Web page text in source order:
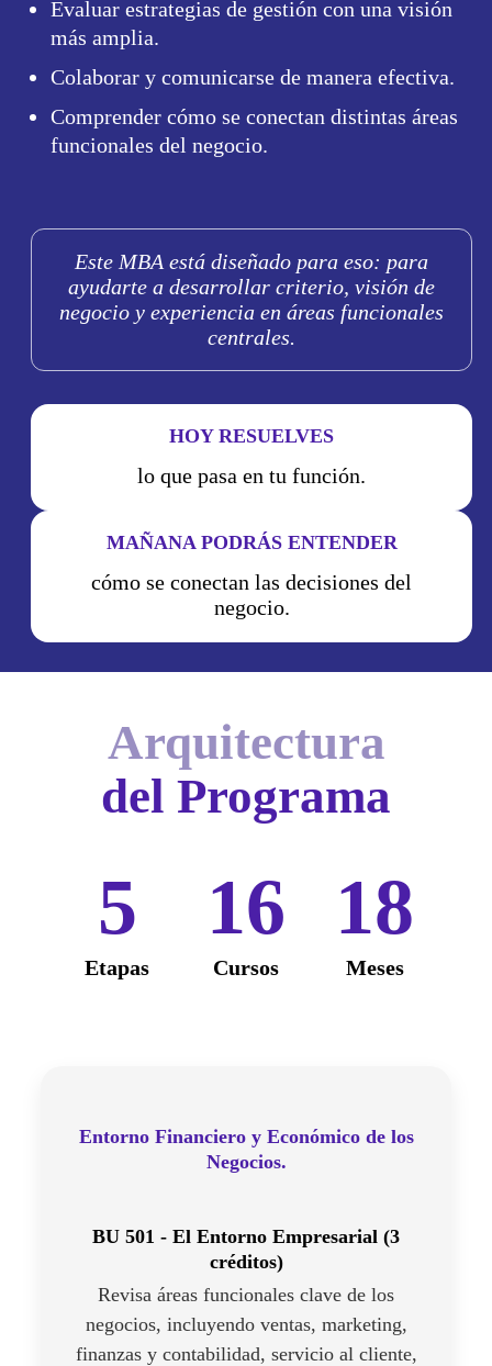
Evaluar estrategias de gestión con una visión
más amplia.
Colaborar y comunicarse de manera efectiva.
Comprender cómo se conectan distintas áreas
funcionales del negocio.
Este MBA está diseñado para eso: para
ayudarte a desarrollar criterio, visión de
negocio y experiencia en áreas funcionales
centrales.
HOY RESUELVES
lo que pasa en tu función.
MAÑANA PODRÁS ENTENDER
cómo se conectan las decisiones del
negocio.
Arquitectura
del Programa
5
Etapas
16
Cursos
18
Meses
Entorno Financiero y Económico de los
Negocios.
BU 501 - El Entorno Empresarial (3
créditos)
Revisa áreas funcionales clave de los
negocios, incluyendo ventas, marketing,
finanzas y contabilidad, servicio al cliente,